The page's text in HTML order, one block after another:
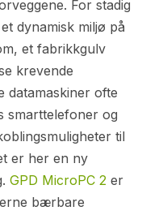
For stadig
dynamisk miljø på
et fabrikkgulv
krevende
datamaskiner ofte
smarttelefoner og
til
er her en ny
GPD MicroPC 2 er
bærbare